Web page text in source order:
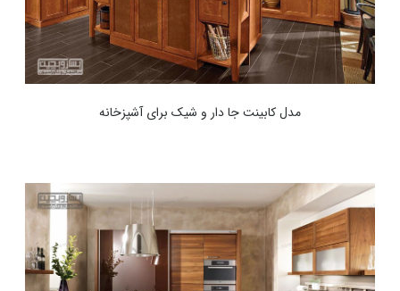
مدل کابینت جا دار و شیک برای آشپزخانه